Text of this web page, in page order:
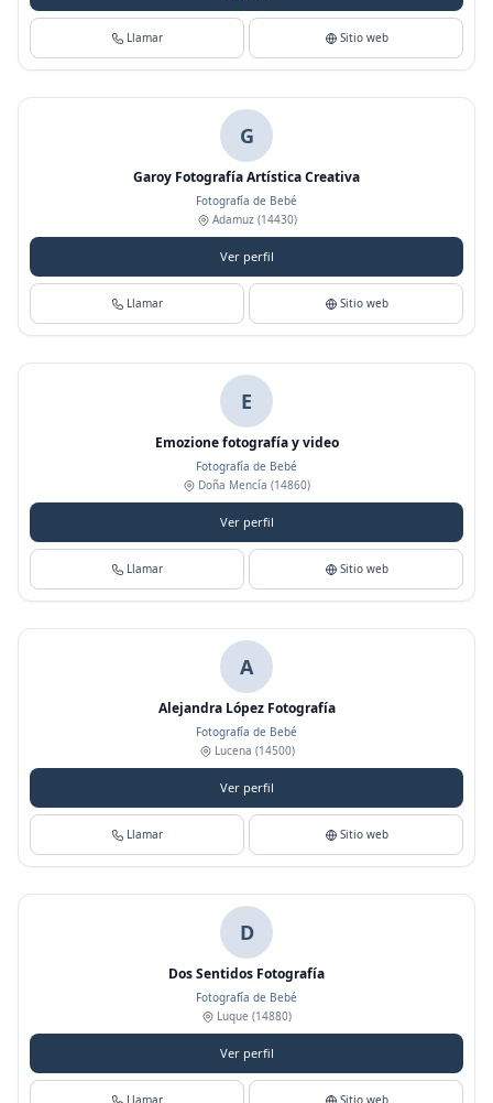
Llamar Sitio web
G
Garoy Fotografía Artística Creativa
Fotografía de Bebé
Adamuz(14430)
Ver perfil
Llamar Sitio web
E
Emozione fotografía y video
Fotografía de Bebé
Doña Mencía (14860)
Ver perfil
Llamar Sitio web
A
Alejandra López Fotografía
Fotografía de Bebé
Lucena (14500)
Ver perfil
Llamar Sitio web
D
Dos Sentidos Fotografía
Fotografía de Bebé
Luque (14880)
Ver perfil
Llamar Sitio web